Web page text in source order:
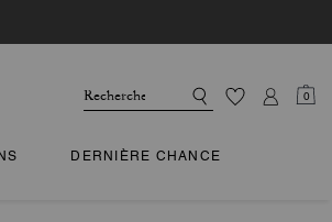
0
DERNIÈRE CHANCE